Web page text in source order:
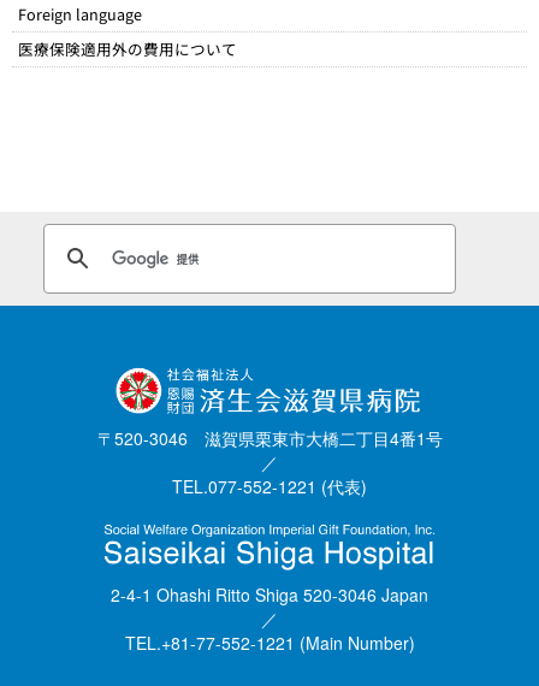
Foreign language
医療保険適用外の費用について
〒520-3046 滋賀県栗東市大橋二丁目4番1号
／
TEL.077-552-1221 (代表)
2-4-1 Ohashi Ritto Shiga 520-3046 Japan
／
TEL.+81-77-552-1221 (Main Number)